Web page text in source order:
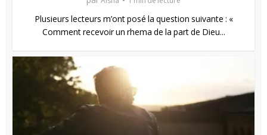
Plusieurs lecteurs m’ont posé la question suivante : «
Comment recevoir un rhema de la part de Dieu...